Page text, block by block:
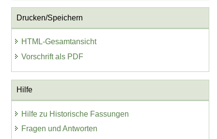
Drucken/Speichern
HTML-Gesamtansicht
Vorschrift als PDF
Hilfe
Hilfe zu Historische Fassungen
Fragen und Antworten